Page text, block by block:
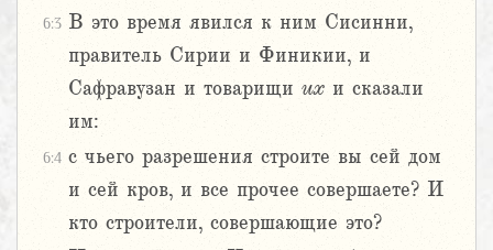
6:3 В это время явился к ним Сисинни,
правитель Сирии и Финикии, и
Сафравузан и товарищи их и сказали
им:
6:4 с чьего разрешения строите вы сей дом
и сей кров, и все прочее совершаете? И
кто строители, совершающие это?